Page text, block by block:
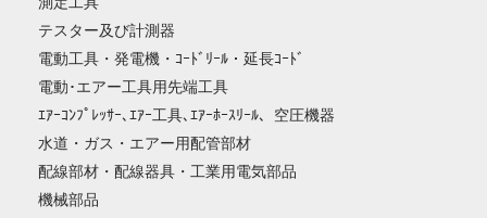
テスター及び計測器
電動工具・発電機・ｺｰﾄﾞﾘｰﾙ・延長ｺｰﾄﾞ
電動･エアー工具用先端工具
ｴｱｰｺﾝﾌﾟﾚｯｻｰ､ｴｱｰ工具､ｴｱｰﾎｰｽﾘｰﾙ、空圧機器
水道・ガス・エアー用配管部材
配線部材・配線器具・工業用電気部品
機械部品